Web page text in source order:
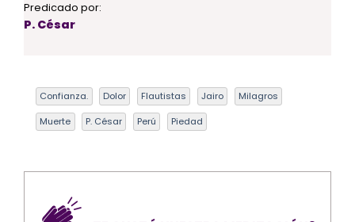
Predicado por:
P. César
Confianza. Dolor Flautistas Jairo Milagros
Muerte P. César Perú Piedad